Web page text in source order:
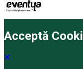
Acceptă